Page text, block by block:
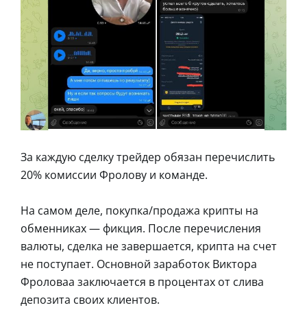
За каждую сделку трейдер обязан перечислить
20% комиссии Фролову и команде.
На самом деле, покупка/продажа крипты на
обменниках — фикция. После перечисления
валюты, сделка не завершается, крипта на счет
не поступает. Основной заработок Виктора
Фроловаа заключается в процентах от слива
депозита своих клиентов.